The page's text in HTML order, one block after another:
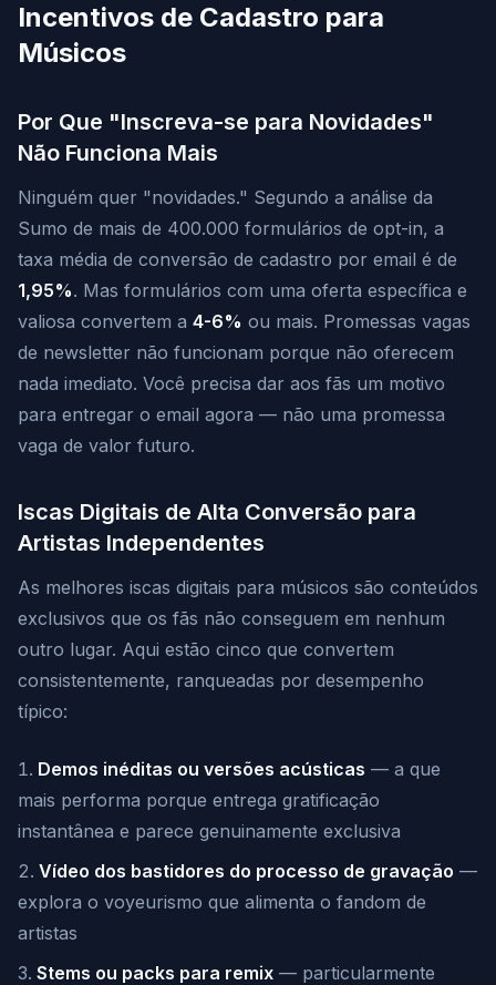
Incentivos de Cadastro para
Músicos
Por Que "Inscreva-se para Novidades"
Não Funciona Mais
Ninguém quer "novidades." Segundo a análise da
Sumo de mais de 400.000 formulários de opt-in, a
taxa média de conversão de cadastro por email é de
1,95%. Mas formulários com uma oferta específica e
valiosa convertem a 4-6% ou mais. Promessas vagas
de newsletter não funcionam porque não oferecem
nada imediato. Você precisa dar aos fãs um motivo
para entregar o email agora — não uma promessa
vaga de valor futuro.
Iscas Digitais de Alta Conversão para
Artistas Independentes
As melhores iscas digitais para músicos são conteúdos
exclusivos que os fãs não conseguem em nenhum
outro lugar. Aqui estão cinco que convertem
consistentemente, ranqueadas por desempenho
típico:
Demos inéditas ou versões acústicas — a que
mais performa porque entrega gratificação
instantânea e parece genuinamente exclusiva
Vídeo dos bastidores do processo de gravação —
explora o voyeurismo que alimenta o fandom de
artistas
Stems ou packs para remix — particularmente